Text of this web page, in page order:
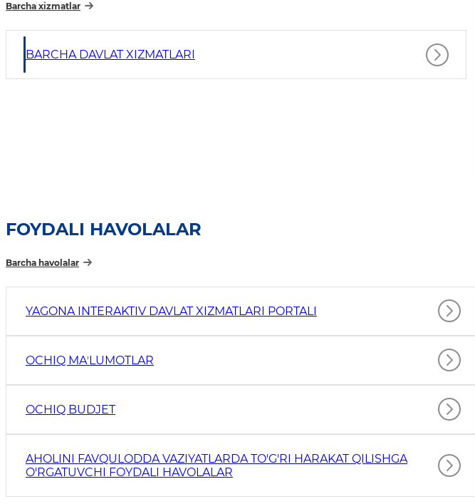
Barcha xizmatlar
BARCHA DAVLAT XIZMATLARI
FOYDALI HAVOLALAR
Barcha havolalar
YAGONA INTERAKTIV DAVLAT XIZMATLARI PORTALI
OCHIQ MAʼLUMOTLAR
OCHIQ BUDJET
AHOLINI FAVQULODDA VAZIYATLARDA TO'G'RI HARAKAT QILISHGA
O'RGATUVCHI FOYDALI HAVOLALAR